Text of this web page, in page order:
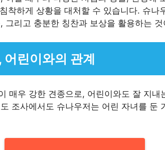
착하게 상황을 대처할 수 있습니다. 슈나
그리고 충분한 칭찬과 보상을 활용하는
린이와의 관계
매우 강한 견종으로, 어린이와도 잘 지내
조사에서도 슈나우저는 어린 자녀를 둔